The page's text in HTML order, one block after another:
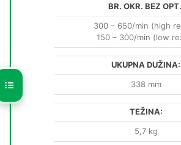
BR. OKR. BEZ
300 – 650/min (high
150 – 300/min (low
UKUPNA DUŽINA:
338 mm
TEŽINA:
5,7 kg